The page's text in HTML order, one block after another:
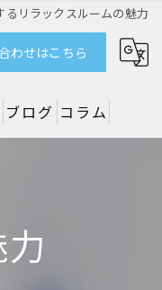
リラックスルームの魅力
わせはこちら
ブログ コラム